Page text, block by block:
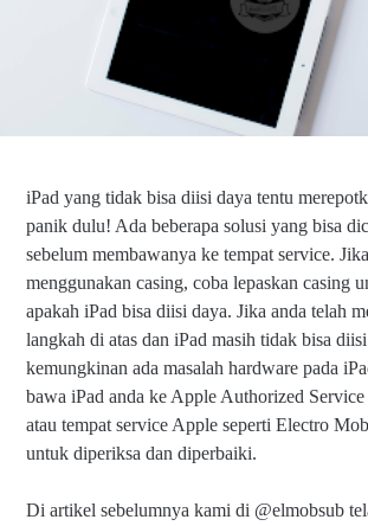
iPad yang tidak bisa diisi daya tentu
panik dulu! Ada beberapa solusi yang bisa
sebelum membawanya ke tempat service.
menggunakan casing, coba lepaskan casing
apakah iPad bisa diisi daya. Jika anda telah
langkah di atas dan iPad masih tidak bisa
kemungkinan ada masalah hardware pada
bawa iPad anda ke Apple Authorized
atau tempat service Apple seperti Electro
untuk diperiksa dan diperbaiki.
Di artikel sebelumnya kami di @elmobsub